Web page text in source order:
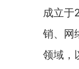
成立于
销、网
领域，